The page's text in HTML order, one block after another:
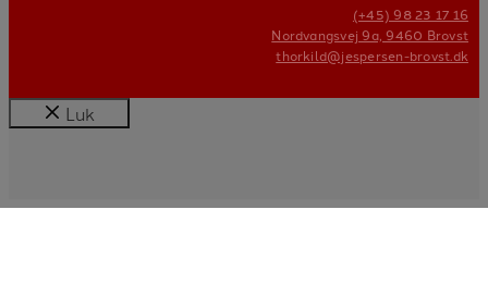
(+45) 98 23 17 16
Nordvangsvej 9a, 9460 Brovst
thorkild@jespersen-brovst.dk
Luk